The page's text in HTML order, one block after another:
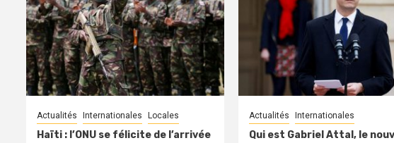
Actualités Internationales Locales
Haïti : l’ONU se félicite de l’arrivée
Actualités Internationales
Qui est Gabriel Attal, le